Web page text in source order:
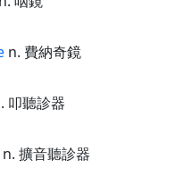
n. 費納奇鏡
叩聽診器
n. 擴音聽診器